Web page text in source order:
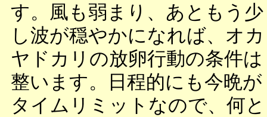
す。風も弱まり、あともう少
し波が穏やかになれば、オカ
ヤドカリの放卵行動の条件は
整います。日程的にも今晩が
タイムリミットなので、何と